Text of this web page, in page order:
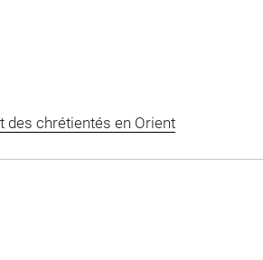
des chrétientés en Orient